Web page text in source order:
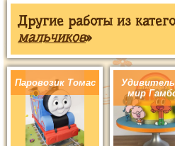
Другие работы из
мальчиков»
Паровозик Томас
мир